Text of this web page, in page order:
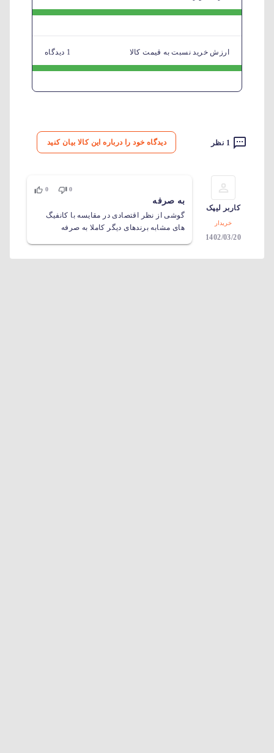
ارزش خرید نسبت به قیمت کالا 1 دیدگاه
1 نظر دیدگاه خود را درباره این کالا بیان کنید
کاربر لیپک
خریدار
1402/03/20
0
0
به صرفه
گوشی از نظر اقتصادی در مقایسه با کانفیگ
های مشابه برندهای دیگر کاملا به صرفه